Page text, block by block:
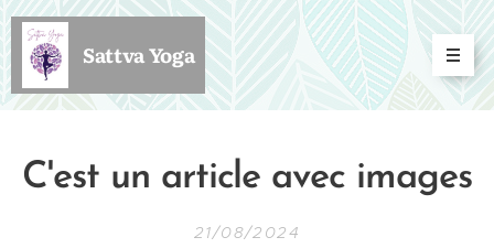
Sattva Yoga
C'est un article avec images
21/08/2024